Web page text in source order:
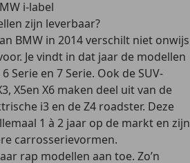
i-label
zijn leverbaar?
BMW in 2014 verschilt niet onwijs
Je vindt in dat jaar de modellen
Serie en 7 Serie. Ook de SUV-
X5en X6 maken deel uit van de
i3 en de Z4 roadster. Deze
1 à 2 jaar op de markt en zijn
carrosserievormen.
rap modellen aan toe. Zo’n